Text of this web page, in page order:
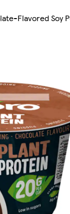
Flavored Soy